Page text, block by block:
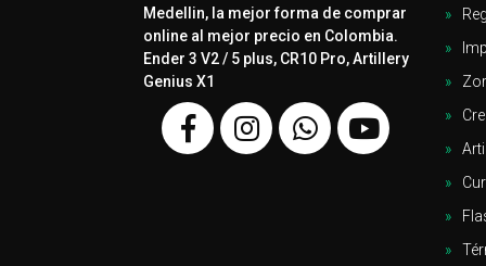
Medellin, la mejor forma de comprar
online al mejor precio en Colombia.
Ender 3 V2 / 5 plus, CR10 Pro, Artillery
Genius X1